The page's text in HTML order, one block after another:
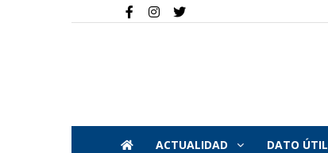
ACTUALIDAD DATO ÚTIL